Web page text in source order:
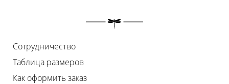
Сотрудничество
Таблица размеров
Как оформить заказ